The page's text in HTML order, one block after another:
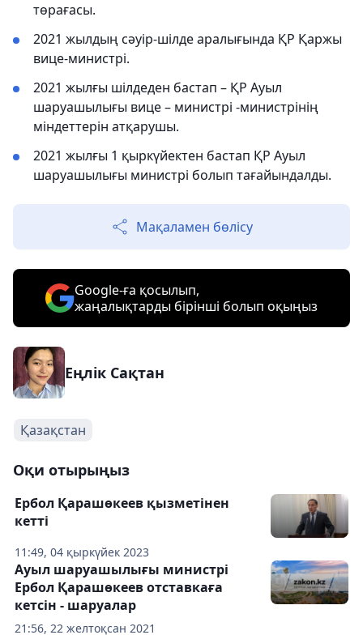
төрағасы.
2021 жылдың сәуір-шілде аралығында ҚР Қаржы
вице-министрі.
2021 жылғы шілдеден бастап – ҚР Ауыл
шаруашылығы вице – министрі -министрінің
міндеттерін атқарушы.
2021 жылғы 1 қыркүйектен бастап ҚР Ауыл
шаруашылығы министрі болып тағайындалды.
Мақаламен бөлісу
Google-ға қосылып,
жаңалықтарды бірінші болып оқыңыз
Еңлік Сақтан
Қазақстан
Оқи отырыңыз
11:49, 04 қыркүйек 2023
Ербол Қарашөкеев қызметінен
кетті
21:56, 22 желтоқсан 2021
Ауыл шаруашылығы министрі
Ербол Қарашөкеев отставкаға
кетсін - шаруалар